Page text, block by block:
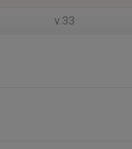
v.33